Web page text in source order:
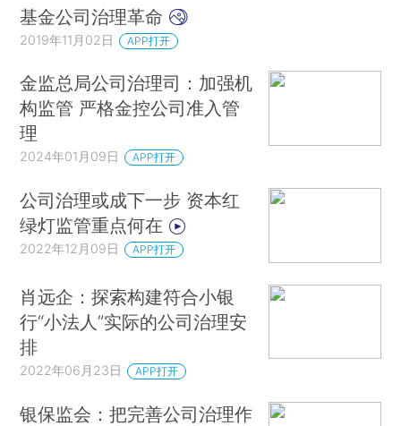
基金公司治理革命
2019年11月02日 APP打开
金监总局公司治理司：加强机
构监管 严格金控公司准入管
理
2024年01月09日 APP打开
公司治理或成下一步 资本红
绿灯监管重点何在
2022年12月09日 APP打开
肖远企：探索构建符合小银
行“小法人”实际的公司治理安
排
2022年06月23日 APP打开
银保监会：把完善公司治理作